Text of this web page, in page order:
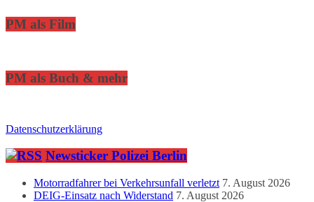
PM als Film
PM als Buch & mehr
Datenschutzerklärung
Newsticker Polizei Berlin
Motorradfahrer bei Verkehrsunfall verletzt 7. August 2026
DEIG-Einsatz nach Widerstand 7. August 2026